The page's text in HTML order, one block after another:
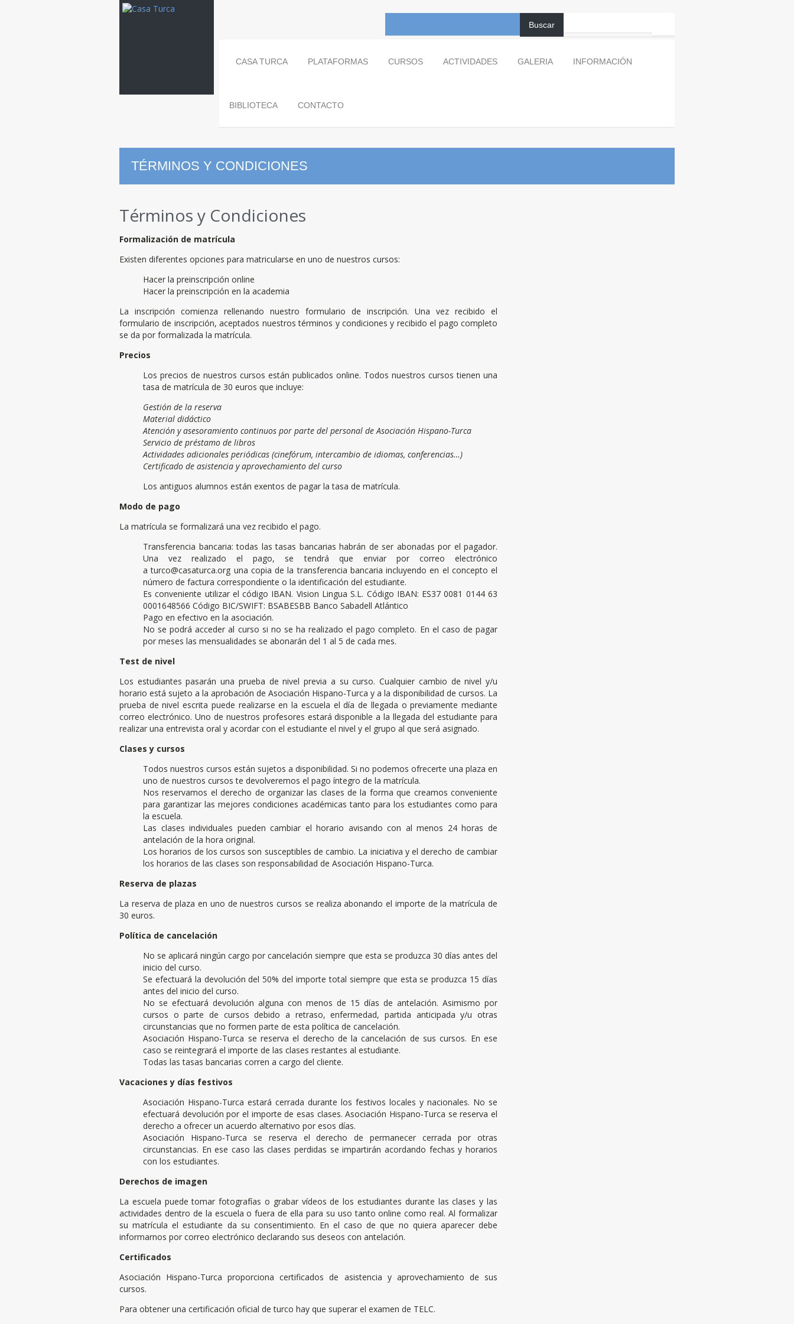
Buscar
CASA TURCA PLATAFORMAS CURSOS ACTIVIDADES GALERIA INFORMACIÓN
BIBLIOTECA CONTACTO
TÉRMINOS Y CONDICIONES
Términos y Condiciones
Formalización de matrícula
Existen diferentes opciones para matricularse en uno de nuestros cursos:
Hacer la preinscripción online
Hacer la preinscripción en la academia
La inscripción comienza rellenando nuestro formulario de inscripción. Una vez recibido el
formulario de inscripción, aceptados nuestros términos y condiciones y recibido el pago completo
se da por formalizada la matrícula.
Precios
Los precios de nuestros cursos están publicados online. Todos nuestros cursos tienen una
tasa de matrícula de 30 euros que incluye:
Gestión de la reserva
Material didáctico
Atención y asesoramiento continuos por parte del personal de Asociación Hispano-Turca
Servicio de préstamo de libros
Actividades adicionales periódicas (cinefórum, intercambio de idiomas, conferencias…)
Certificado de asistencia y aprovechamiento del curso
Los antiguos alumnos están exentos de pagar la tasa de matrícula.
Modo de pago
La matrícula se formalizará una vez recibido el pago.
Transferencia bancaria: todas las tasas bancarias habrán de ser abonadas por el pagador.
Una vez realizado el pago, se tendrá que enviar por correo electrónico
a turco@casaturca.org una copia de la transferencia bancaria incluyendo en el concepto el
número de factura correspondiente o la identificación del estudiante.
Es conveniente utilizar el código IBAN. Vision Lingua S.L. Código IBAN: ES37 0081 0144 63
0001648566 Código BIC/SWIFT: BSABESBB Banco Sabadell Atlántico
Pago en efectivo en la asociación.
No se podrá acceder al curso si no se ha realizado el pago completo. En el caso de pagar
por meses las mensualidades se abonarán del 1 al 5 de cada mes.
Test de nivel
Los estudiantes pasarán una prueba de nivel previa a su curso. Cualquier cambio de nivel y/u
horario está sujeto a la aprobación de Asociación Hispano-Turca y a la disponibilidad de cursos. La
prueba de nivel escrita puede realizarse en la escuela el día de llegada o previamente mediante
correo electrónico. Uno de nuestros profesores estará disponible a la llegada del estudiante para
realizar una entrevista oral y acordar con el estudiante el nivel y el grupo al que será asignado.
Clases y cursos
Todos nuestros cursos están sujetos a disponibilidad. Si no podemos ofrecerte una plaza en
uno de nuestros cursos te devolveremos el pago íntegro de la matrícula.
Nos reservamos el derecho de organizar las clases de la forma que creamos conveniente
para garantizar las mejores condiciones académicas tanto para los estudiantes como para
la escuela.
Las clases individuales pueden cambiar el horario avisando con al menos 24 horas de
antelación de la hora original.
Los horarios de los cursos son susceptibles de cambio. La iniciativa y el derecho de cambiar
los horarios de las clases son responsabilidad de Asociación Hispano-Turca.
Reserva de plazas
La reserva de plaza en uno de nuestros cursos se realiza abonando el importe de la matrícula de
30 euros.
Política de cancelación
No se aplicará ningún cargo por cancelación siempre que esta se produzca 30 días antes del
inicio del curso.
Se efectuará la devolución del 50% del importe total siempre que esta se produzca 15 días
antes del inicio del curso.
No se efectuará devolución alguna con menos de 15 días de antelación. Asimismo por
cursos o parte de cursos debido a retraso, enfermedad, partida anticipada y/u otras
circunstancias que no formen parte de esta política de cancelación.
Asociación Hispano-Turca se reserva el derecho de la cancelación de sus cursos. En ese
caso se reintegrará el importe de las clases restantes al estudiante.
Todas las tasas bancarias corren a cargo del cliente.
Vacaciones y días festivos
Asociación Hispano-Turca estará cerrada durante los festivos locales y nacionales. No se
efectuará devolución por el importe de esas clases. Asociación Hispano-Turca se reserva el
derecho a ofrecer un acuerdo alternativo por esos días.
Asociación Hispano-Turca se reserva el derecho de permanecer cerrada por otras
circunstancias. En ese caso las clases perdidas se impartirán acordando fechas y horarios
con los estudiantes.
Derechos de imagen
La escuela puede tomar fotografías o grabar vídeos de los estudiantes durante las clases y las
actividades dentro de la escuela o fuera de ella para su uso tanto online como real. Al formalizar
su matrícula el estudiante da su consentimiento. En el caso de que no quiera aparecer debe
informarnos por correo electrónico declarando sus deseos con antelación.
Certificados
Asociación Hispano-Turca proporciona certificados de asistencia y aprovechamiento de sus
cursos.
Para obtener una certificación oficial de turco hay que superar el examen de TELC.